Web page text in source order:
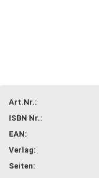
Art.Nr.:
ISBN Nr.:
EAN:
Verlag:
Seiten: